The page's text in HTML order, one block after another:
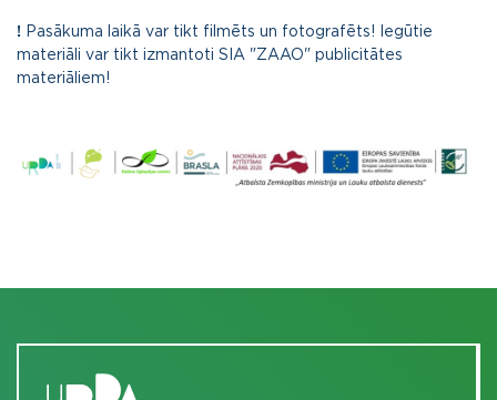
! Pasākuma laikā var tikt filmēts un fotografēts! Iegūtie
materiāli var tikt izmantoti SIA "ZAAO" publicitātes
materiāliem!